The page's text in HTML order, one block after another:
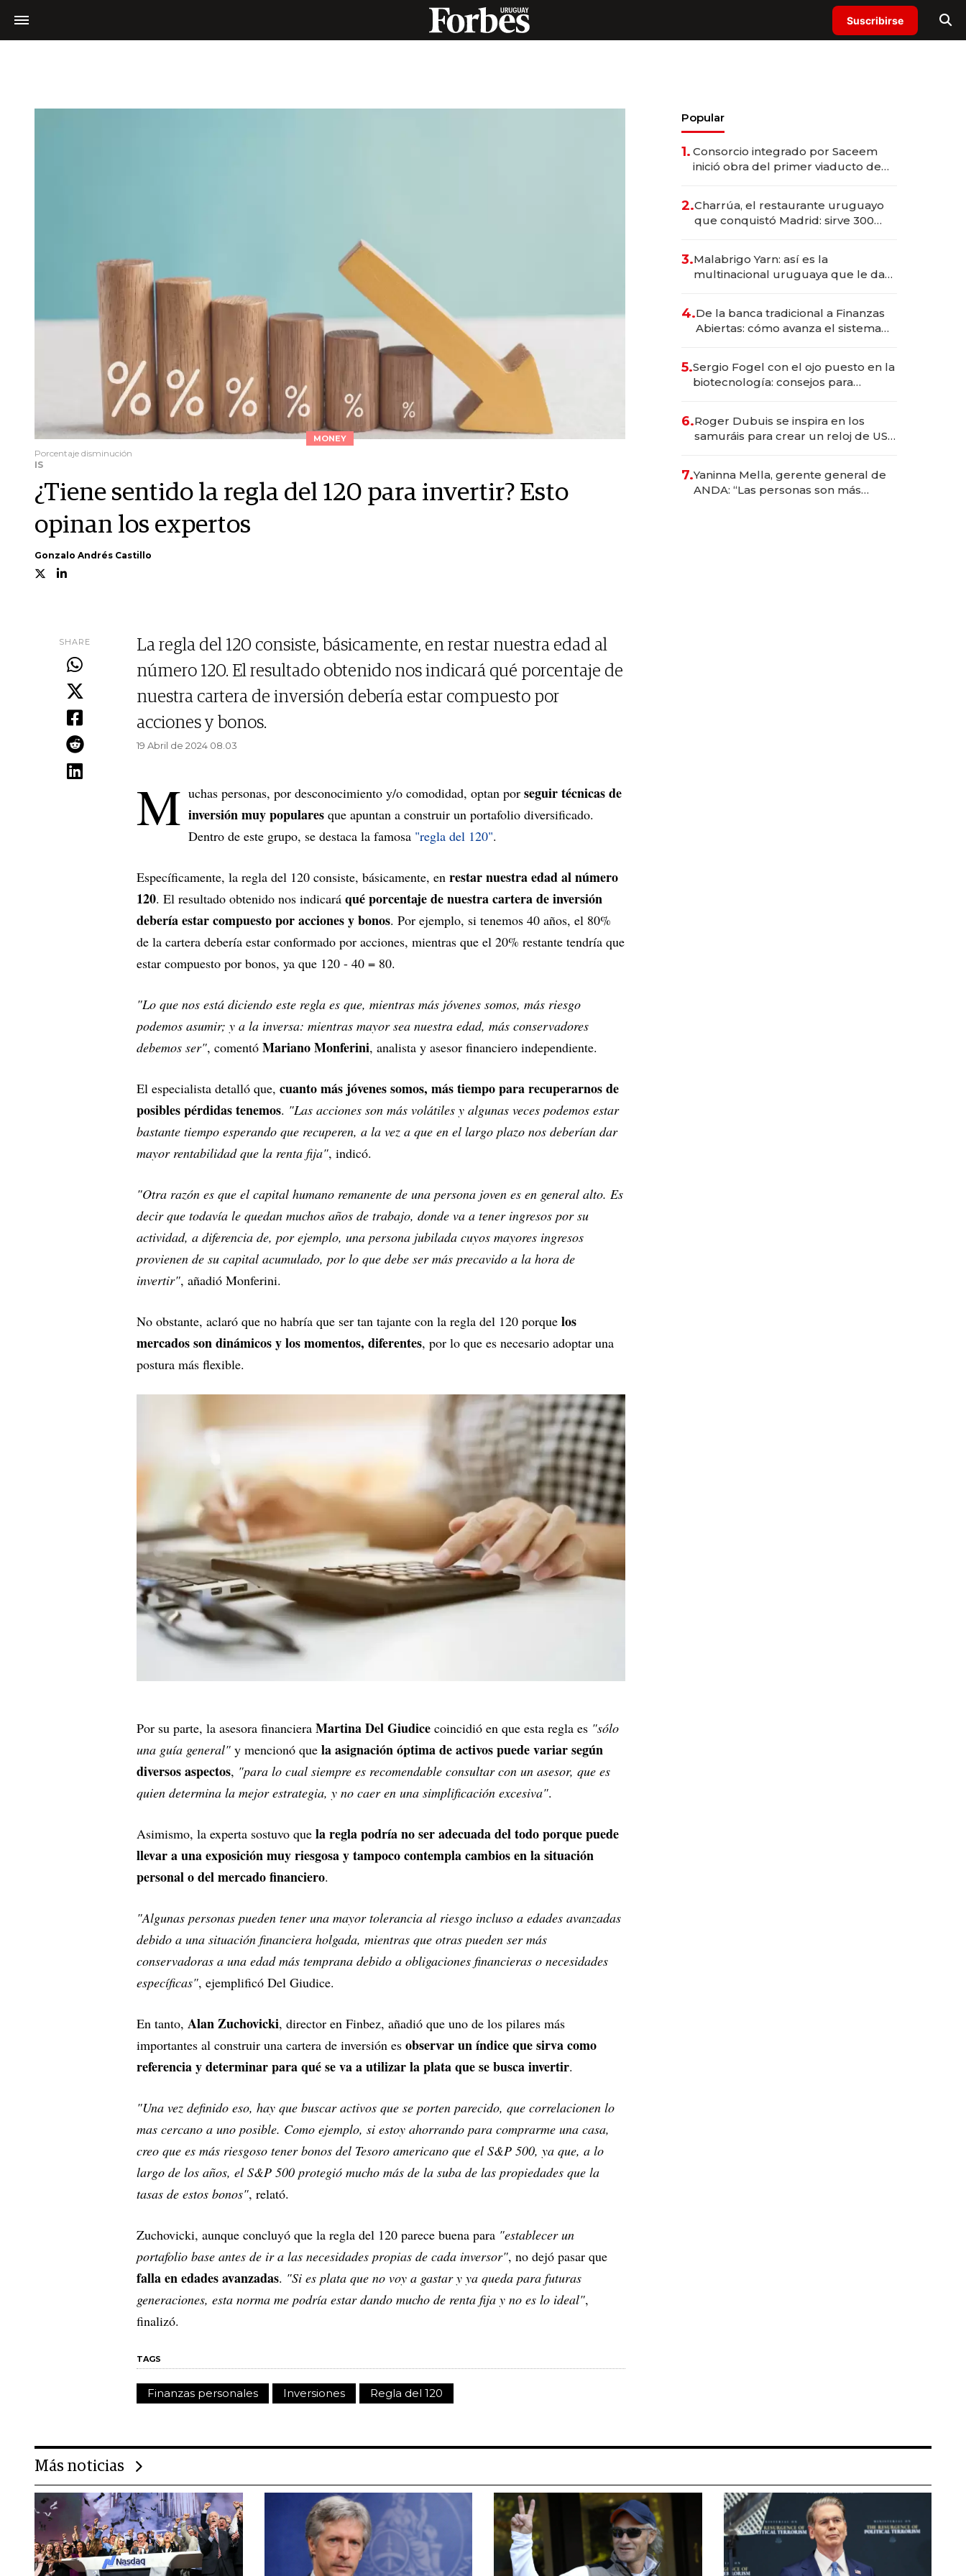
Suscribirse
MONEY
Porcentaje disminución
IS
¿Tiene sentido la regla del 120 para invertir? Esto
opinan los expertos
Gonzalo Andrés Castillo
SHARE
La regla del 120 consiste, básicamente, en restar nuestra edad al
número 120. El resultado obtenido nos indicará qué porcentaje de
nuestra cartera de inversión debería estar compuesto por
acciones y bonos.
19 Abril de 2024 08.03
M uchas personas, por desconocimiento y/o comodidad, optan por seguir técnicas de
inversión muy populares que apuntan a construir un portafolio diversificado.
Dentro de este grupo, se destaca la famosa "regla del 120".
Específicamente, la regla del 120 consiste, básicamente, en restar nuestra edad al número
120. El resultado obtenido nos indicará qué porcentaje de nuestra cartera de inversión
debería estar compuesto por acciones y bonos. Por ejemplo, si tenemos 40 años, el 80%
de la cartera debería estar conformado por acciones, mientras que el 20% restante tendría que
estar compuesto por bonos, ya que 120 - 40 = 80.
"Lo que nos está diciendo este regla es que, mientras más jóvenes somos, más riesgo
podemos asumir; y a la inversa: mientras mayor sea nuestra edad, más conservadores
debemos ser", comentó Mariano Monferini, analista y asesor financiero independiente.
El especialista detalló que, cuanto más jóvenes somos, más tiempo para recuperarnos de
posibles pérdidas tenemos. "Las acciones son más volátiles y algunas veces podemos estar
bastante tiempo esperando que recuperen, a la vez a que en el largo plazo nos deberían dar
mayor rentabilidad que la renta fija", indicó.
"Otra razón es que el capital humano remanente de una persona joven es en general alto. Es
decir que todavía le quedan muchos años de trabajo, donde va a tener ingresos por su
actividad, a diferencia de, por ejemplo, una persona jubilada cuyos mayores ingresos
provienen de su capital acumulado, por lo que debe ser más precavido a la hora de
invertir", añadió Monferini.
No obstante, aclaró que no habría que ser tan tajante con la regla del 120 porque los
mercados son dinámicos y los momentos, diferentes, por lo que es necesario adoptar una
postura más flexible.
Por su parte, la asesora financiera Martina Del Giudice coincidió en que esta regla es "sólo
una guía general" y mencionó que la asignación óptima de activos puede variar según
diversos aspectos, "para lo cual siempre es recomendable consultar con un asesor, que es
quien determina la mejor estrategia, y no caer en una simplificación excesiva".
Asimismo, la experta sostuvo que la regla podría no ser adecuada del todo porque puede
llevar a una exposición muy riesgosa y tampoco contempla cambios en la situación
personal o del mercado financiero.
"Algunas personas pueden tener una mayor tolerancia al riesgo incluso a edades avanzadas
debido a una situación financiera holgada, mientras que otras pueden ser más
conservadoras a una edad más temprana debido a obligaciones financieras o necesidades
específicas", ejemplificó Del Giudice.
En tanto, Alan Zuchovicki, director en Finbez, añadió que uno de los pilares más
importantes al construir una cartera de inversión es observar un índice que sirva como
referencia y determinar para qué se va a utilizar la plata que se busca invertir.
"Una vez definido eso, hay que buscar activos que se porten parecido, que correlacionen lo
mas cercano a uno posible. Como ejemplo, si estoy ahorrando para comprarme una casa,
creo que es más riesgoso tener bonos del Tesoro americano que el S&P 500, ya que, a lo
largo de los años, el S&P 500 protegió mucho más de la suba de las propiedades que la
tasas de estos bonos", relató.
Zuchovicki, aunque concluyó que la regla del 120 parece buena para "establecer un
portafolio base antes de ir a las necesidades propias de cada inversor", no dejó pasar que
falla en edades avanzadas. "Si es plata que no voy a gastar y ya queda para futuras
generaciones, esta norma me podría estar dando mucho de renta fija y no es lo ideal",
finalizó.
TAGS
Finanzas personales Inversiones Regla del 120
Popular
1. Consorcio integrado por Saceem
inició obra del primer viaducto de
millones
2.Charrúa, el restaurante uruguayo
que conquistó Madrid: sirve 300
prepara apertura
3.Malabrigo Yarn: así es la
multinacional uruguaya que le da
4.De la banca tradicional a Finanzas
Abiertas: cómo avanza el sistema
5.Sergio Fogel con el ojo puesto en la
biotecnología: consejos para
6.Roger Dubuis se inspira en los
samuráis para crear un reloj de US$
7.Yaninna Mella, gerente general de
ANDA: “Las personas son más
Más noticias